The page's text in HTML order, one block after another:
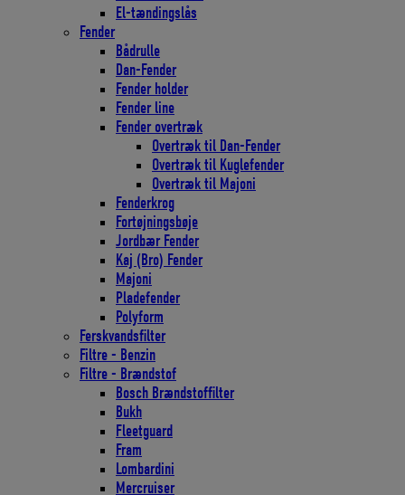
El-tændingslås
Fender
Bådrulle
Dan-Fender
Fender holder
Fender line
Fender overtræk
Overtræk til Dan-Fender
Overtræk til Kuglefender
Overtræk til Majoni
Fenderkrog
Fortøjningsbøje
Jordbær Fender
Kaj (Bro) Fender
Majoni
Pladefender
Polyform
Ferskvandsfilter
Filtre - Benzin
Filtre - Brændstof
Bosch Brændstoffilter
Bukh
Fleetguard
Fram
Lombardini
Mercruiser